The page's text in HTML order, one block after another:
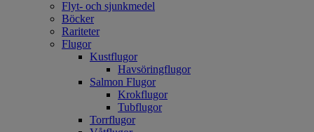
Flyt- och sjunkmedel
Böcker
Rariteter
Flugor
Kustflugor
Havsöringflugor
Salmon Flugor
Krokflugor
Tubflugor
Torrflugor